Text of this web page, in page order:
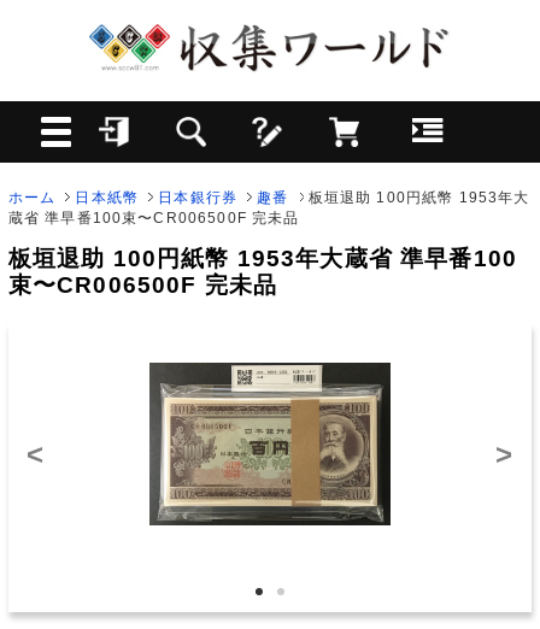
ホーム 日本紙幣 日本銀行券 趣番
板垣退助 100円紙幣 1953年大
蔵省 準早番100束〜CR006500F 完未品
板垣退助 100円紙幣 1953年大蔵省 準早番100
束〜CR006500F 完未品
< >